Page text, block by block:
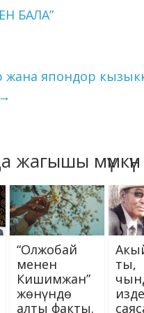
n
et y
k
БАЛА”
жана япондор
→
жагышы мүмкүн
“Олжобай
менен
Кишимжан”
жөнүндө
алты факты.
ты,